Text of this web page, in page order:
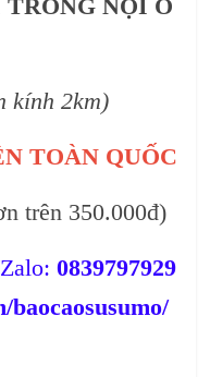
NỘI Ô
kính 2km)
TOÀN QUỐC
trên 350.000đ)
Zalo:0839797929
baocaosusumo/